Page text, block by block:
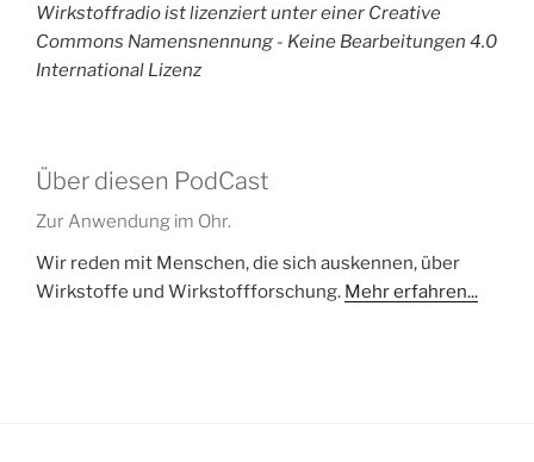
Wirkstoffradio ist lizenziert unter einer Creative
Commons Namensnennung - Keine Bearbeitungen 4.0
International Lizenz
Über diesen PodCast
Zur Anwendung im Ohr.
Wir reden mit Menschen, die sich auskennen, über
Wirkstoffe und Wirkstoffforschung. Mehr erfahren...